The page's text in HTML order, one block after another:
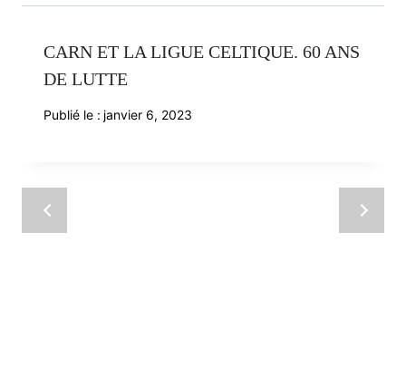
CARN ET LA LIGUE CELTIQUE. 60 ANS
DE LUTTE
Publié le : janvier 6, 2023